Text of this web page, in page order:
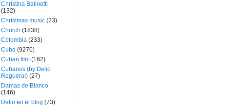
Christina Balinotti
(132)
Christmas music (23)
Church (1838)
Colombia (233)
Cuba (9270)
Cuban film (182)
Cubanos (by Delio
Regueral) (27)
Damas de Blanco
(146)
Delio en el blog (73)